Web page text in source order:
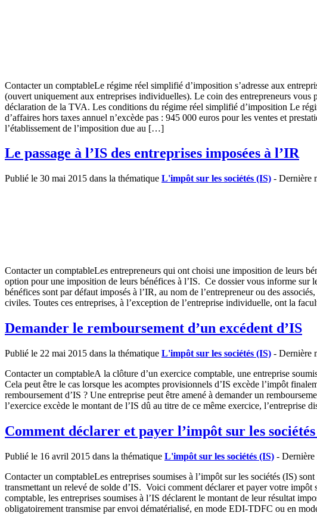
Contacter un comptableLe régime réel simplifié d’imposition s’adresse aux
(ouvert uniquement aux entreprises individuelles). Le coin des entrepreneurs
déclaration de la TVA. Les conditions du régime réel simplifié d’imposition Le
d’affaires hors taxes annuel n’excède pas : 945 000 euros pour les ventes et
l’établissement de l’imposition due au […]
Le passage à l’IS des entreprises imposées à l’IR
Publié le 30 mai 2015 dans la thématique L'impôt sur les sociétés (IS) - Dernière
Contacter un comptableLes entrepreneurs qui ont choisi une imposition de leurs
option pour une imposition de leurs bénéfices à l’IS. Ce dossier vous informe sur
bénéfices sont par défaut imposés à l’IR, au nom de l’entrepreneur ou des
civiles. Toutes ces entreprises, à l’exception de l’entreprise individuelle, ont la
Demander le remboursement d’un excédent d’IS
Publié le 22 mai 2015 dans la thématique L'impôt sur les sociétés (IS) - Dernière
Contacter un comptableA la clôture d’un exercice comptable, une entreprise
Cela peut être le cas lorsque les acomptes provisionnels d’IS excède l’impôt
remboursement d’IS ? Une entreprise peut être amené à demander un
l’exercice excède le montant de l’IS dû au titre de ce même exercice,
Comment déclarer et payer l’impôt sur les sociétés
Publié le 16 avril 2015 dans la thématique L'impôt sur les sociétés (IS) - Dernière
Contacter un comptableLes entreprises soumises à l’impôt sur les sociétés (IS)
transmettant un relevé de solde d’IS. Voici comment déclarer et payer votre impôt
comptable, les entreprises soumises à l’IS déclarent le montant de leur résultat
obligatoirement transmise par envoi dématérialisé, en mode EDI-TDFC ou en